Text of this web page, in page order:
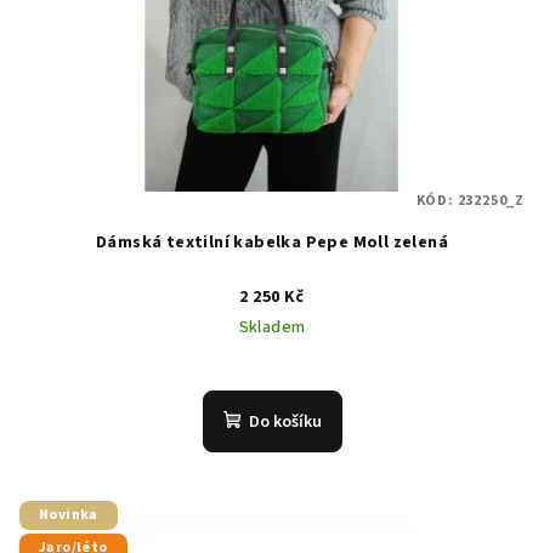
Dámská textilní kabelka Pepe Moll zelená
2 250 Kč
Skladem
Do košíku
KÓD: 232250_Z
Novinka
Jaro/léto